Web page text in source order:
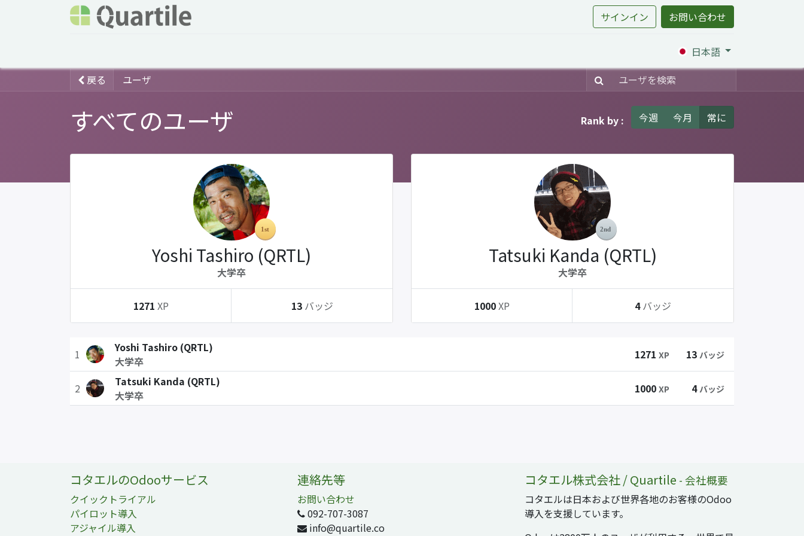
サインイン お問い合わせ
日本語
戻る
ユーザ
すべてのユーザ Rank by : 今週 今月 常に
Yoshi Tashiro (QRTL)
大学卒
1271 XP 13 バッジ
Tatsuki Kanda (QRTL)
大学卒
1000XP 4 バッジ
1
Yoshi Tashiro (QRTL)
大学卒
1271 XP 13 バッジ
2
Tatsuki Kanda (QRTL)
大学卒
1000 XP 4 バッジ
コタエルのOdooサービス
クイックトライアル
パイロット導入
アジャイル導入
連絡先等
お問い合わせ
092-707-3087
info@quartile.co
コタエル株式会社 / Quartile - 会社概要
コタエルは日本および世界各地のお客様のOdoo
導入を支援しています。